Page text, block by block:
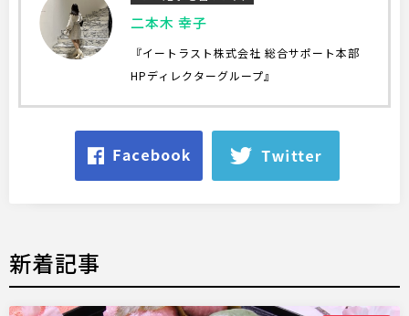
二本木 幸子
『イートラスト株式会社 総合サポート本部
HPディレクターグループ』
新着記事